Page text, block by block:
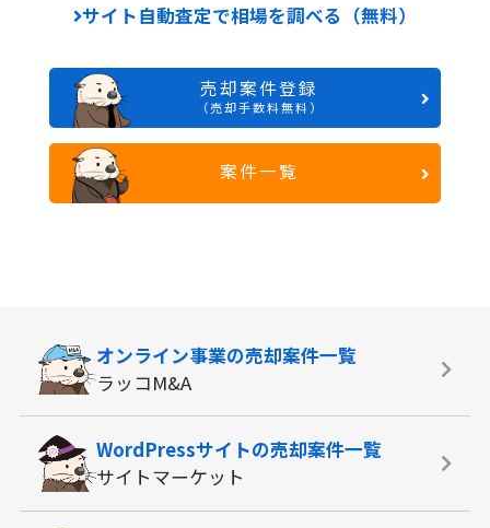
サイト自動査定で相場を調べる（無料）
売却案件登録
（売却手数料無料）
案件一覧
オンライン事業の売却案件一覧
ラッコM&A
WordPressサイトの売却案件一覧
サイトマーケット